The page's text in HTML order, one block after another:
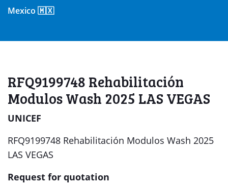
Mexico 🇲🇽
RFQ9199748 Rehabilitación
Modulos Wash 2025 LAS VEGAS
UNICEF
RFQ9199748 Rehabilitación Modulos Wash 2025
LAS VEGAS
Request for quotation